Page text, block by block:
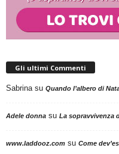
Gli ultimi Commenti
Sabrinasu Quando l’albero di
Adele donna su La sopravvivenza
www.laddooz.com su Come